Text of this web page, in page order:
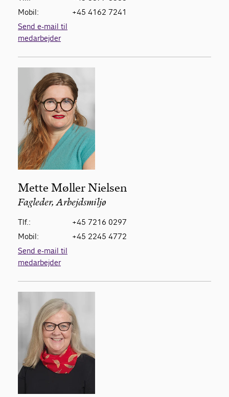
Mobil:
+45 4162 7241
Send e-mail til
medarbejder
Mette Møller Nielsen
Fagleder, Arbejdsmiljø
Tlf.:
+45 7216 0297
Mobil:
+45 2245 4772
Send e-mail til
medarbejder